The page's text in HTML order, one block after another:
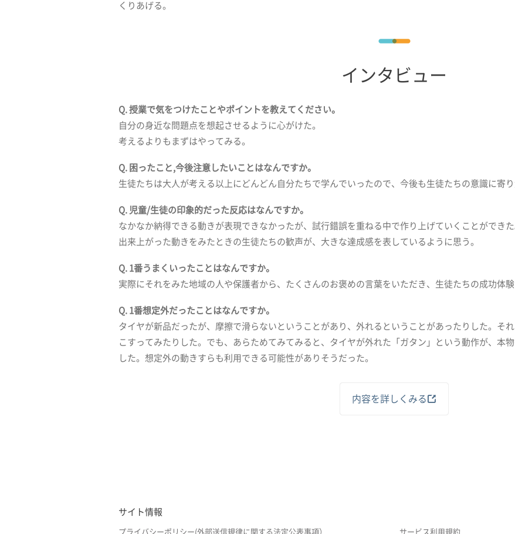
くりあげる。
インタビュー
Q. 授業で気をつけたことやポイントを教えてください。
自分の身近な問題点を想起させるように心がけた。
考えるよりもまずはやってみる。
Q. 困ったこと,今後注意したいことはなんですか。
生徒たちは大人が考える以上にどんどん自分たちで学んでいったので、今後も生徒たちの意識に寄り
Q. 児童/生徒の印象的だった反応はなんですか。
なかなか納得できる動きが表現できなかったが、試行錯誤を重ねる中で作り上げていくことができた
出来上がった動きをみたときの生徒たちの歓声が、大きな達成感を表しているように思う。
Q. 1番うまくいったことはなんですか。
実際にそれをみた地域の人や保護者から、たくさんのお褒めの言葉をいただき、生徒たちの成功体験
Q. 1番想定外だったことはなんですか。
タイヤが新品だったが、摩擦で滑らないということがあり、外れるということがあったりした。そ
こすってみたりした。でも、あらためてみてみると、タイヤが外れた「ガタン」という動作が、本
した。想定外の動きすらも利用できる可能性がありそうだった。
内容を詳しくみる
サイト情報
プライバシーポリシー(外部送信規律に関する法定公表事項） サービス利用規約